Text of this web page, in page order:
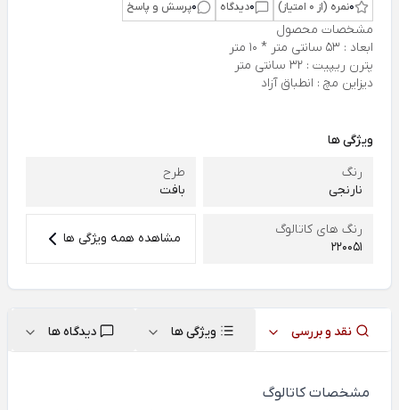
0نمره (از 0 امتیاز) 0دیدگاه 0پرسش و پاسخ
مشخصات محصول
ابعاد : 53 سانتی متر * 10 متر
پترن ریپیت : 32 سانتی متر
دیزاین مچ : انطباق آزاد
ویژگی ها
رنگ
نارنجی
طرح
بافت
رنگ های کاتالوگ
220051
مشاهده همه ویژگی ها
نقد و بررسی ویژگی ها دیدگاه ها
مشخصات کاتالوگ